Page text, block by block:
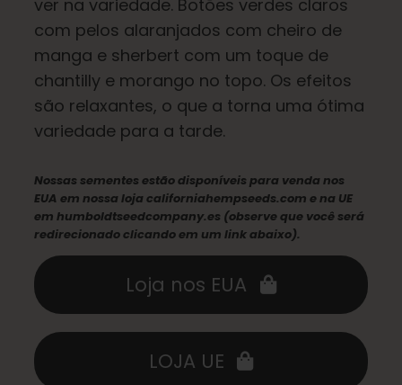
Procurar
por:
ver na variedade. Botões verdes claros
com pelos alaranjados com cheiro de
manga e sherbert com um toque de
chantilly e morango no topo. Os efeitos
são relaxantes, o que a torna uma ótima
variedade para a tarde.
Nossas sementes estão disponíveis para venda nos
EUA em nossa loja californiahempseeds.com e na UE
em humboldtseedcompany.es (observe que você será
redirecionado clicando em um link abaixo).
Loja nos EUA
LOJA UE